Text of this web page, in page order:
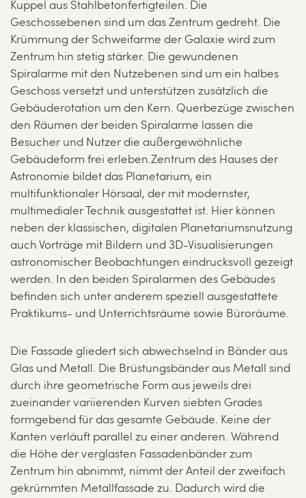
Kuppel aus Stahlbetonfertigteilen. Die
Geschossebenen sind um das Zentrum gedreht. Die
Krümmung der Schweifarme der Galaxie wird zum
Zentrum hin stetig stärker. Die gewundenen
Spiralarme mit den Nutzebenen sind um ein halbes
Geschoss versetzt und unterstützen zusätzlich die
Gebäuderotation um den Kern. Querbezüge zwischen
den Räumen der beiden Spiralarme lassen die
Besucher und Nutzer die außergewöhnliche
Gebäudeform frei erleben.Zentrum des Hauses der
Astronomie bildet das Planetarium, ein
multifunktionaler Hörsaal, der mit modernster,
multimedialer Technik ausgestattet ist. Hier können
neben der klassischen, digitalen Planetariumsnutzung
auch Vorträge mit Bildern und 3D-Visualisierungen
astronomischer Beobachtungen eindrucksvoll gezeigt
werden. In den beiden Spiralarmen des Gebäudes
befinden sich unter anderem speziell ausgestattete
Praktikums- und Unterrichtsräume sowie Büroräume.
Die Fassade gliedert sich abwechselnd in Bänder aus
Glas und Metall. Die Brüstungsbänder aus Metall sind
durch ihre geometrische Form aus jeweils drei
zueinander variierenden Kurven siebten Grades
formgebend für das gesamte Gebäude. Keine der
Kanten verläuft parallel zu einer anderen. Während
die Höhe der verglasten Fassadenbänder zum
Zentrum hin abnimmt, nimmt der Anteil der zweifach
gekrümmten Metallfassade zu. Dadurch wird die